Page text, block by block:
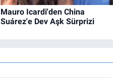
Mauro Icardi'den China
Suárez'e Dev Aşk Sürprizi